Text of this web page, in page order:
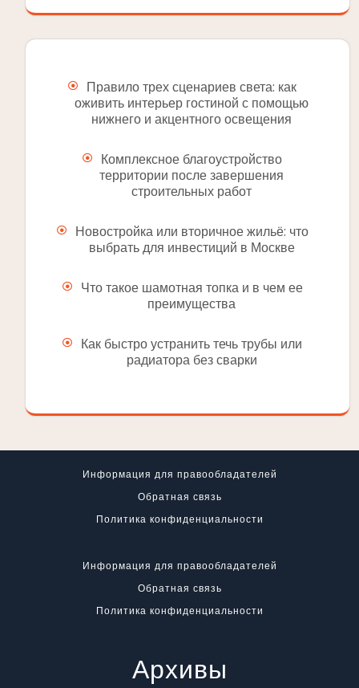
Правило трех сценариев света: как
оживить интерьер гостиной с помощью
нижнего и акцентного освещения
Комплексное благоустройство
территории после завершения
строительных работ
Новостройка или вторичное жильё: что
выбрать для инвестиций в Москве
Что такое шамотная топка и в чем ее
преимущества
Как быстро устранить течь трубы или
радиатора без сварки
Информация для правообладателей
Обратная связь
Политика конфиденциальности
Информация для правообладателей
Обратная связь
Политика конфиденциальности
Архивы